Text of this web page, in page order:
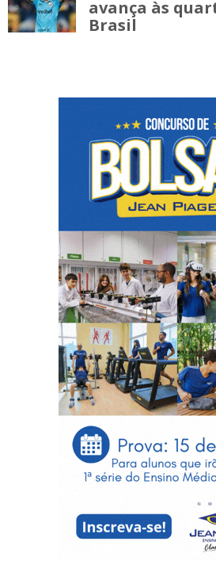
avança às
Brasil